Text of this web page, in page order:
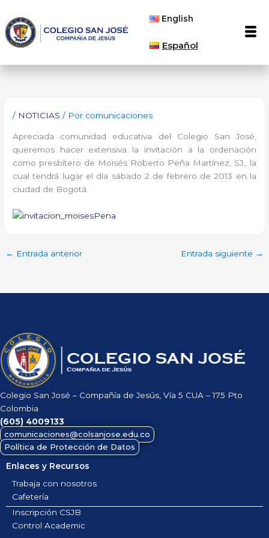
contenido
English
Español
/ NOTICIAS / Por comunicaciones
Apreciada comunidad educativa del Colegio San José,
queremos hacer extensiva la invitación a la ordenación
como presbítero de Moisés Roberto Peña Martínez, SJ., la
cual tendrá lugar el día sábado 2 de febrero de 2013 en la
ciudad de Bogotá.
← Entrada anterior Entrada siguiente →
Colegio San José – Compañía de Jesús, Vía 5 CUA – 175 Pto
Colombia
(605) 4009133
comunicaciones@colsanjose.edu.co
Política de Protección de Datos
Enlaces y Recursos
Trabaja con nosotros
Cafetería
Inscripción CSJB
Control Academic